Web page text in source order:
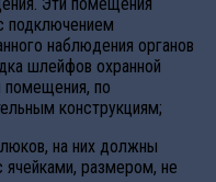
Эти помещения
подключением
наблюдения органов
шлейфов охранной
помещения, по
конструкциям;
на них должны
ячейками, размером, не